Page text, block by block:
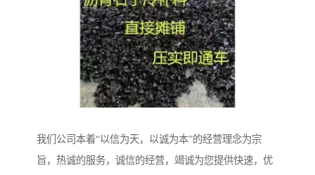
我们公司本着“以信为天，以诚为本”的经营理念为宗
旨，热诚的服务，诚信的经营，竭诚为您提供快速，优